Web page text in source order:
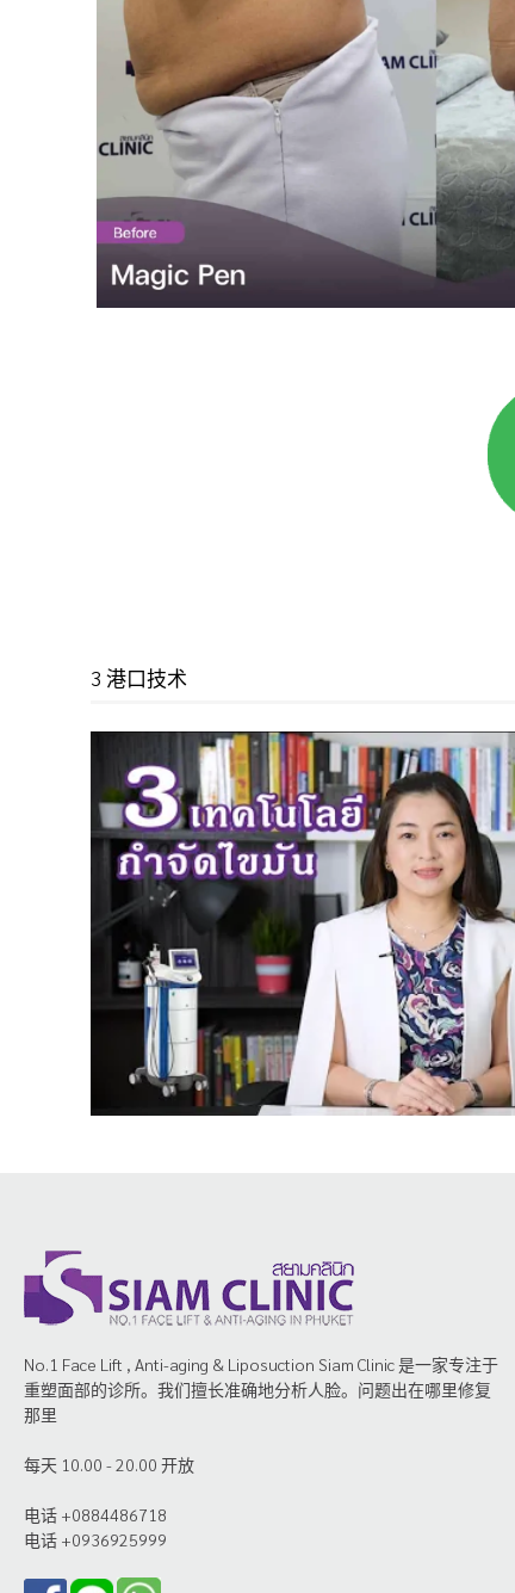
3 港口技术
No.1 Face Lift , Anti-aging & Liposuction Siam Clinic 是一家专注于
重塑面部的诊所。我们擅长准确地分析人脸。问题出在哪里修复
那里
每天 10.00 - 20.00 开放
电话 +0884486718
电话 +0936925999